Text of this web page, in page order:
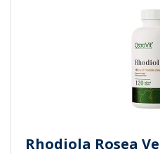
Rhodiola Rosea